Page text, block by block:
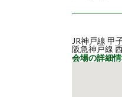
JR神戸線 甲
阪急神戸線
会場の詳細